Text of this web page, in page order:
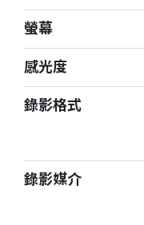
螢幕
感光度
錄影格式
錄影媒介